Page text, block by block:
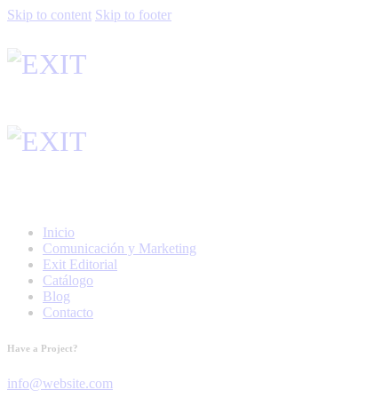
Skip to content Skip to footer
Inicio
Comunicación y Marketing
Exit Editorial
Catálogo
Blog
Contacto
Have a Project?
info@website.com